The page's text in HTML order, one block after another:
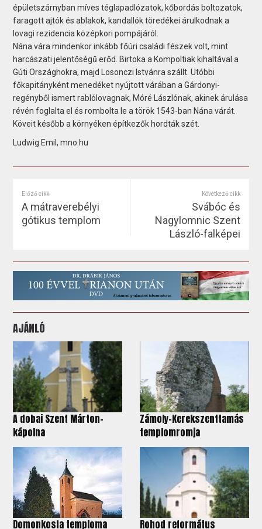
épületszárnyban míves téglapadlózatok, kőbordás boltozatok,
faragott ajtók és ablakok, kandallók töredékei árulkodnak a
lovagi rezidencia középkori pompájáról.
Nána vára mindenkor inkább főúri családi fészek volt, mint
harcászati jelentőségű erőd. Birtoka a Kompoltiak kihaltával a
Gúti Országhokra, majd Losonczi Istvánra szállt. Utóbbi
főkapitányként menedéket nyújtott várában a Gárdonyi-
regényből ismert rablólovagnak, Móré Lászlónak, akinek árulása
révén foglalta el és rombolta le a török 1543-ban Nána várát.
Köveit később a környéken építkezők hordták szét.
Ludwig Emil, mno.hu
Előző cikk
A mátraverebélyi
gótikus templom
Következő cikk
Svábóc és
Nagylomnic Szent
László-falképei
AJÁNLÓ
A dobai Szent Márton-
kápolna
Zámoly-Kerekszenttamás
templomromja
Domonkosfa temploma Rohod református